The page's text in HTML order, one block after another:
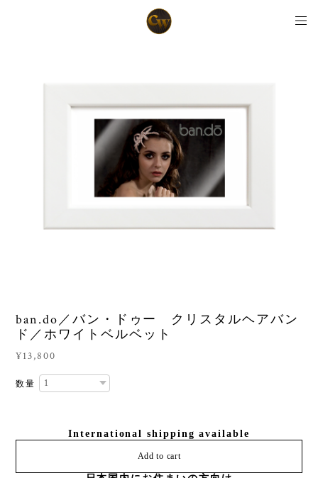
ban.do／バン・ドゥー クリスタルヘアバン
ド／ホワイトベルベット
¥13,800
数量
International shipping available
Add to cart